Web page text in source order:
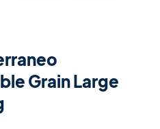
Grain Large